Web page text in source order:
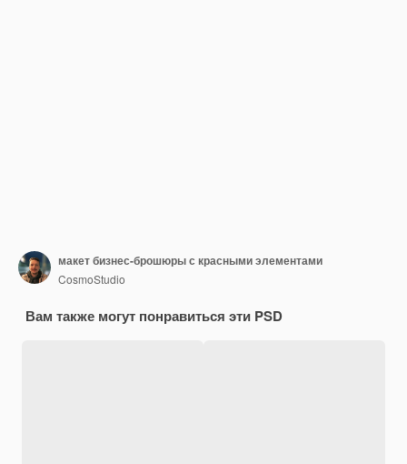
макет бизнес-брошюры с красными элементами
CosmoStudio
Вам также могут понравиться эти PSD